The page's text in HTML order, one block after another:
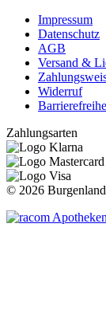
Impressum
Datenschutz
AGB
Versand &
Widerruf
Zahlungsarten
© 2026